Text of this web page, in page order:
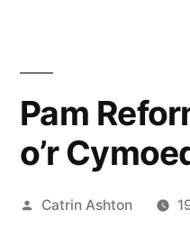
Pam
o’r
Cofnodwyd
Catrin Ashton